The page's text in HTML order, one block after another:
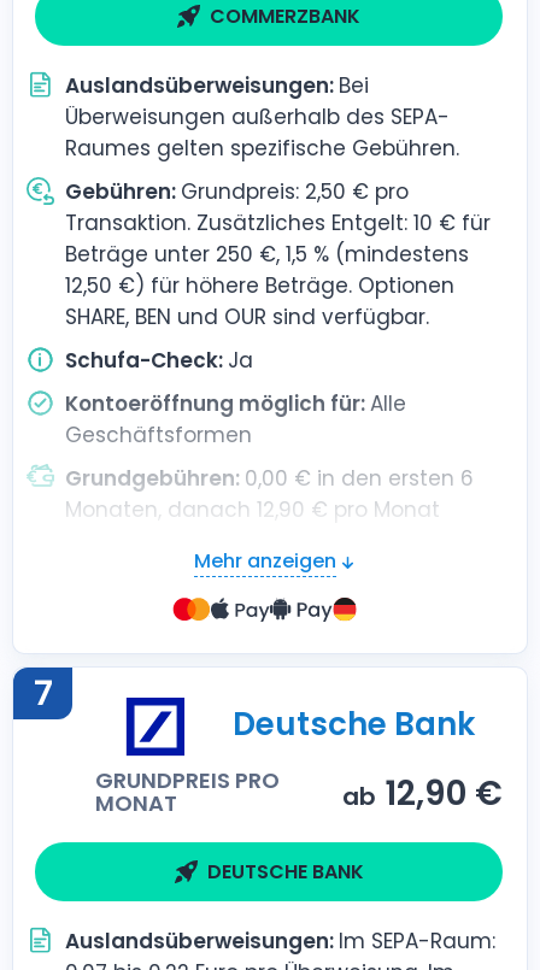
COMMERZBANK
Auslandsüberweisungen: Bei
Überweisungen außerhalb des SEPA-
Raumes gelten spezifische Gebühren.
Gebühren: Grundpreis: 2,50 € pro
Transaktion. Zusätzliches Entgelt: 10 € für
Beträge unter 250 €, 1,5 % (mindestens
12,50 €) für höhere Beträge. Optionen
SHARE, BEN und OUR sind verfügbar.
Schufa-Check: Ja
Kontoeröffnung möglich für:Alle
Geschäftsformen
Grundgebühren: 0,00 € in den ersten 6
Monaten, danach 12,90 € pro Monat
Mehr anzeigen
7
Deutsche Bank
GRUNDPREIS PRO
MONAT ab 12,90 €
DEUTSCHE BANK
Auslandsüberweisungen: Im SEPA-Raum: